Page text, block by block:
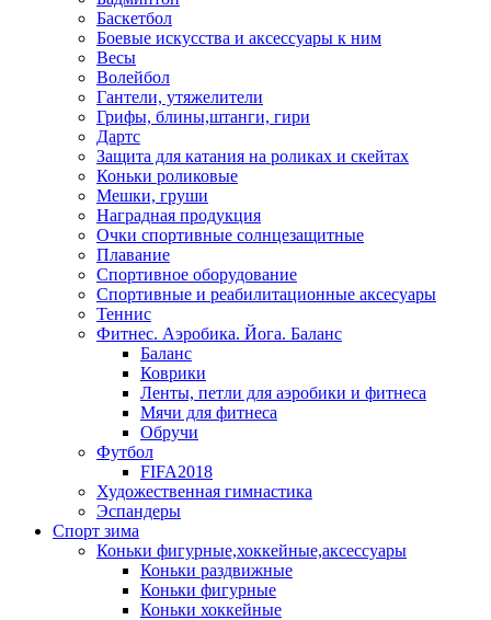
Баскетбол
Боевые искусства и аксессуары к ним
Весы
Волейбол
Гантели, утяжелители
Грифы, блины,штанги, гири
Дартс
Защита для катания на роликах и скейтах
Коньки роликовые
Мешки, груши
Наградная продукция
Очки спортивные солнцезащитные
Плавание
Спортивное оборудование
Спортивные и реабилитационные аксесуары
Теннис
Фитнес. Аэробика. Йога. Баланс
Баланс
Коврики
Ленты, петли для аэробики и фитнеса
Мячи для фитнеса
Обручи
Футбол
FIFA2018
Художественная гимнастика
Эспандеры
Спорт зима
Коньки фигурные,хоккейные,аксессуары
Коньки раздвижные
Коньки фигурные
Коньки хоккейные